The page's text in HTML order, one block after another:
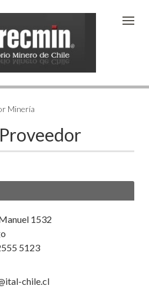
Minería
1532
5123
chile.cl